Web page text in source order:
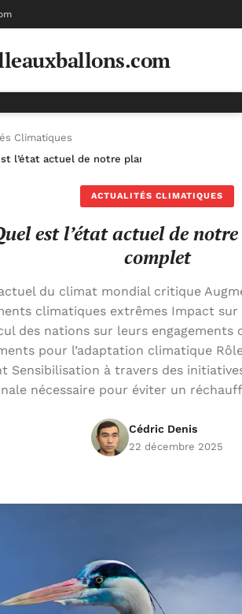
Climatiques
l’état actuel de notre planète ? | Dossier
ACTUALITÉS CLIMATIQUES
est l’état actuel de
complet
du climat mondial critique
climatiques extrêmes Impact
des nations sur leurs
pour l’adaptation climatique
Sensibilisation à travers des
nécessaire pour éviter un
Cédric Denis
22 décembre 2025